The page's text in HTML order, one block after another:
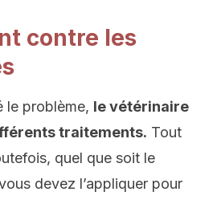
contre les
le problème, le vétérinaire
traitements. Tout
quel que soit le
devez l’appliquer pour